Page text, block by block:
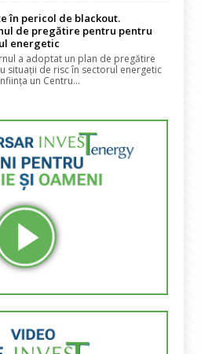
în pericol de blackout.
de pregătire pentru pentru
energetic
a adoptat un plan de pregătire
situații de risc în sectorul energetic
un Centru...